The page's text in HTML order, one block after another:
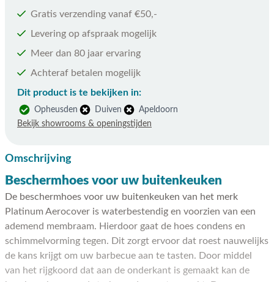
Gratis verzending vanaf €50,-
Levering op afspraak mogelijk
Meer dan 80 jaar ervaring
Achteraf betalen mogelijk
Dit product is te bekijken in:
Opheusden Duiven
Apeldoorn
Bekijk showrooms & openingstijden
Omschrijving
Beschermhoes voor uw buitenkeuken
De beschermhoes voor uw buitenkeuken van het merk
Platinum Aerocover is waterbestendig en voorzien van een
ademend membraam. Hierdoor gaat de hoes condens en
schimmelvorming tegen. Dit zorgt ervoor dat roest nauwelijks
de kans krijgt om uw barbecue aan te tasten. Door middel
van het rijgkoord dat aan de onderkant is gemaakt kan de